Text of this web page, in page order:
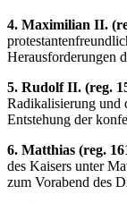
4. Maximilian II.
Herausforderungen
5. Rudolf II. (reg.
Radikalisierung
Entstehung der
6. Matthias (reg.
des Kaisers unter
zum Vorabend des